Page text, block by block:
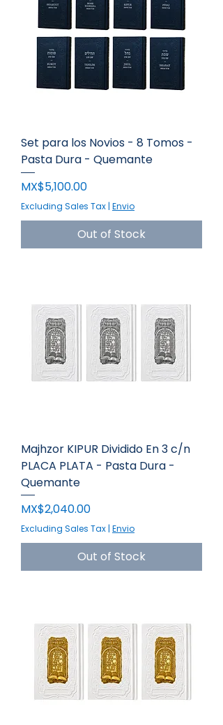
Set para los Novios - 8 Tomos -
Pasta Dura - Quemante
Price
MX$5,100.00
Excluding Sales Tax | Envio
Out of Stock
Majhzor KIPUR Dividido En 3 c/n
PLACA PLATA - Pasta Dura -
Quemante
Price
MX$2,040.00
Excluding Sales Tax Envio
Out of Stock